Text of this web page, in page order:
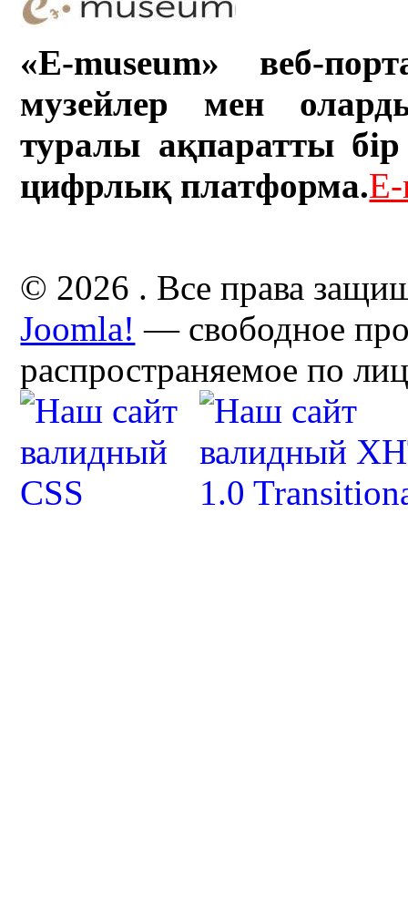
«E-museum» веб-
музейлер мен
туралы ақпаратты бір
цифрлық платформа.
© 2026 . Все права
Joomla! — свободное
распространяемое по